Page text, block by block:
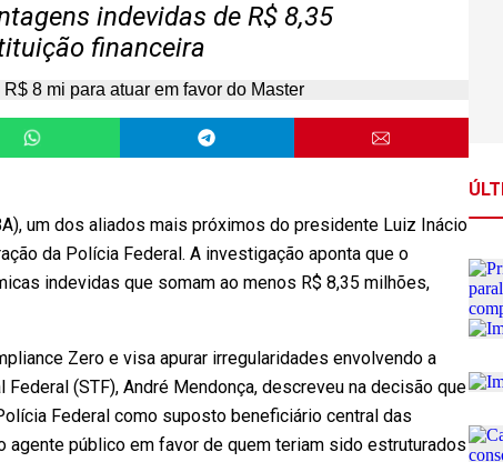
indevidas de R$ 8,35
financeira
um dos aliados mais próximos do presidente Luiz Inácio
da Polícia Federal. A investigação aponta que o
indevidas que somam ao menos R$ 8,35 milhões,
Zero e visa apurar irregularidades envolvendo a
(STF), André Mendonça, descreveu na decisão que
Federal como suposto beneficiário central das
público em favor de quem teriam sido estruturados